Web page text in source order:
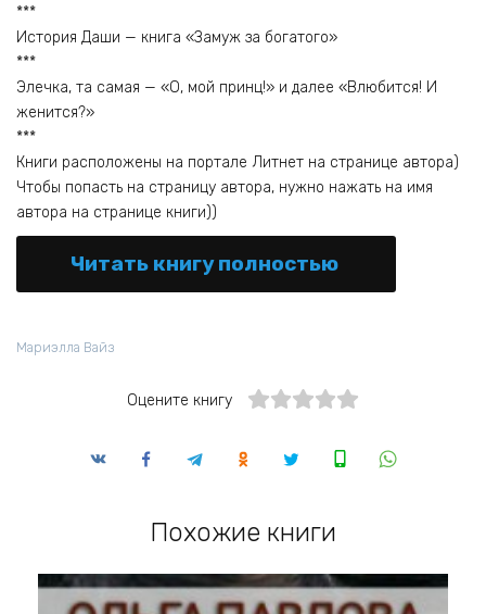
***
История Даши — книга «Замуж за богатого»
***
Элечка, та самая — «О, мой принц!» и далее «Влюбится! И
женится?»
***
Книги расположены на портале Литнет на странице автора)
Чтобы попасть на страницу автора, нужно нажать на имя
автора на странице книги))
Читать книгу полностью
Мариэлла Вайз
Оцените книгу
Похожие книги